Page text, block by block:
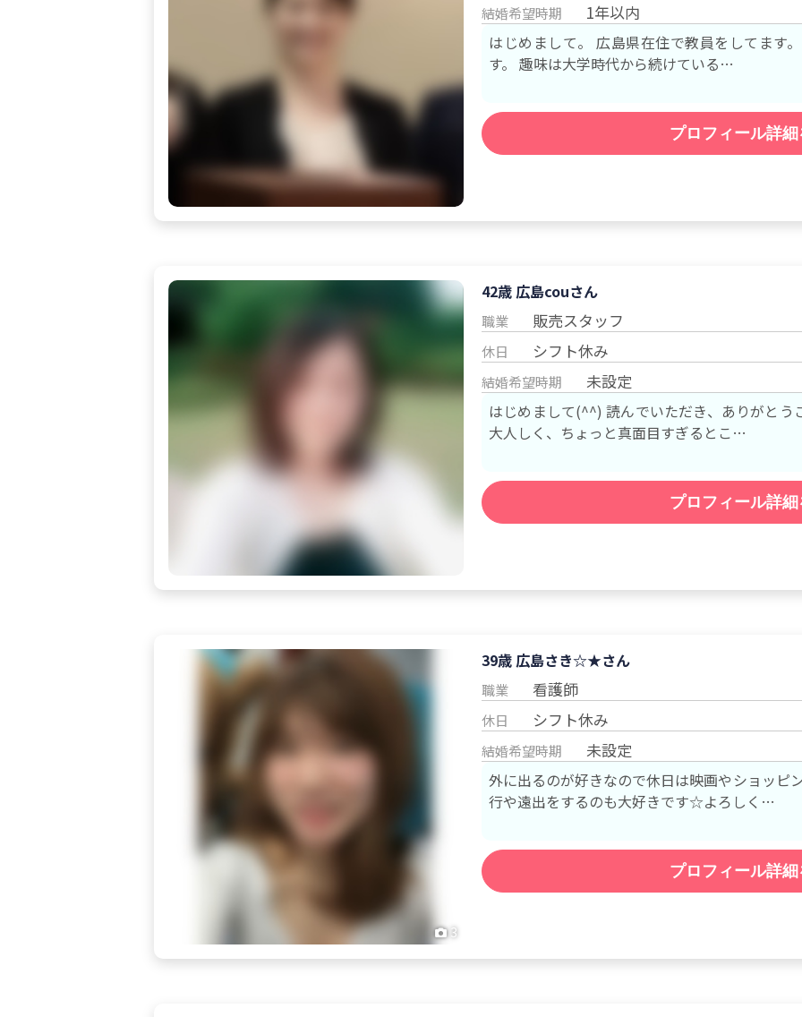
結婚希望時期 1年以内
はじめまして。 広島県在住で教員をしてます。 人と話したりすることは大好き
す。 趣味は大学時代から続けている…
プロフィール詳
42歳 広島couさん
職業 販売スタッフ
休日 シフト休み
結婚希望時期 未設定
はじめまして(^^) 読んでいただき、ありがとうございます。 性
大人しく、ちょっと真面目すぎるとこ…
プロフィール詳
3
39歳 広島さき☆★さん
職業 看護師
休日 シフト休み
結婚希望時期 未設定
外に出るのが好きなので休日は映画やショッ
行や遠出をするのも大好きです☆よろしく…
プロフィール詳